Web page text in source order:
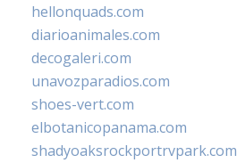
hellonquads.com
diarioanimales.com
decogaleri.com
unavozparadios.com
shoes-vert.com
elbotanicopanama.com
shadyoaksrockportrvpark.com